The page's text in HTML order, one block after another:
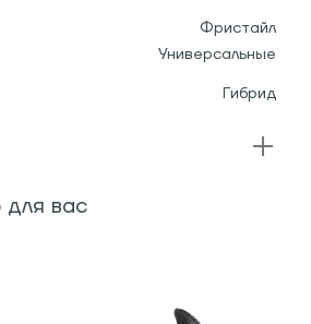
Фристайл
Универсальные
Гибрид
вас